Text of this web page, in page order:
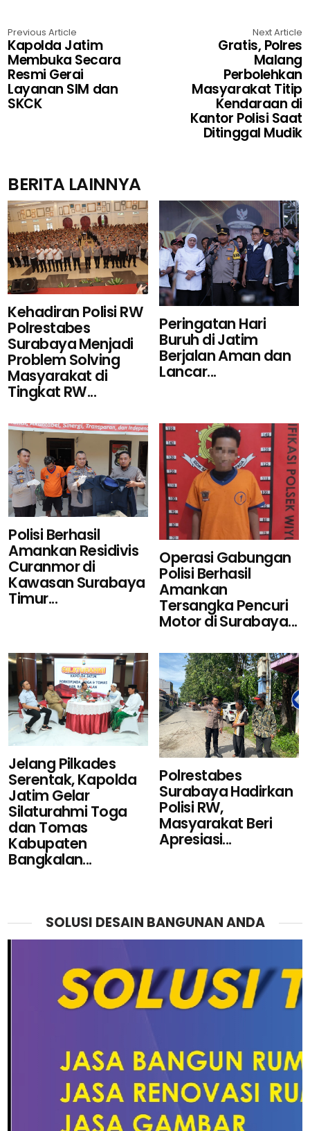
Previous Article
Kapolda Jatim
Membuka Secara
Resmi Gerai
Layanan SIM dan
SKCK
Next Article
Gratis, Polres
Malang
Perbolehkan
Masyarakat Titip
Kendaraan di
Kantor Polisi Saat
Ditinggal Mudik
BERITA LAINNYA
Kehadiran Polisi RW
Polrestabes
Surabaya Menjadi
Problem Solving
Masyarakat di
Tingkat RW...
Peringatan Hari
Buruh di Jatim
Berjalan Aman dan
Lancar...
Polisi Berhasil
Amankan Residivis
Curanmor di
Kawasan Surabaya
Timur...
Operasi Gabungan
Polisi Berhasil
Amankan
Tersangka Pencuri
Motor di Surabaya...
Jelang Pilkades
Serentak, Kapolda
Jatim Gelar
Silaturahmi Toga
dan Tomas
Kabupaten
Bangkalan...
Polrestabes
Surabaya Hadirkan
Polisi RW,
Masyarakat Beri
Apresiasi...
SOLUSI DESAIN BANGUNAN ANDA